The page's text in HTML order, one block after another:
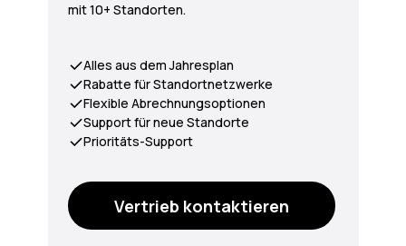
mit 10+ Standorten.
Vertrieb kontaktieren
Alles aus dem Jahresplan
Rabatte für Standortnetzwerke
Flexible Abrechnungsoptionen
Support für neue Standorte
Prioritäts-Support